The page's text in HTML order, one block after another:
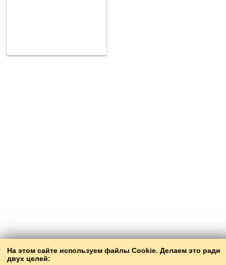
На этом сайте используем файлы Cookie. Делаем это ради
двух целей: